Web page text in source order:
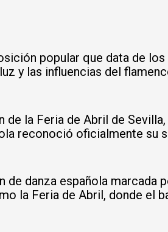
popular que data de
y las influencias del
la Feria de Abril de
reconoció oficialmente su
danza española marcada
la Feria de Abril, donde el